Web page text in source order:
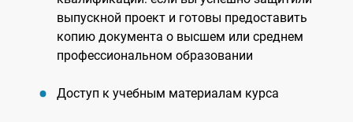
выпускной проект и готовы предоставить
копию документа о высшем или среднем
профессиональном образовании
Доступ к учебным материалам курса